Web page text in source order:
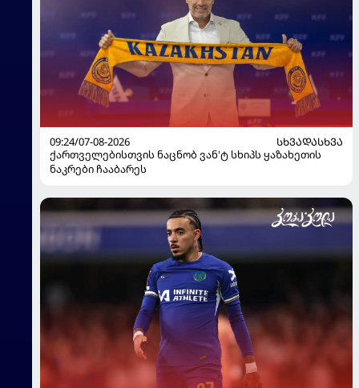
09:24/07-08-2026
ᲡᲮᲕᲐᲓᲐᲡᲮᲕᲐ
ქართველებისთვის ნაცნობ ვან'ტ სხიპს ყაზახეთის
ნაკრები ჩააბარეს